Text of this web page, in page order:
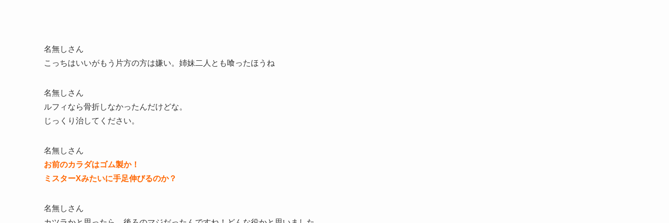
名無しさん
こっちはいいがもう片方の方は嫌い。姉妹二人とも喰ったほうね
名無しさん
ルフィなら骨折しなかったんだけどな。
じっくり治してください。
名無しさん
お前のカラダはゴム製か！
ミスターXみたいに手足伸びるのか？
名無しさん